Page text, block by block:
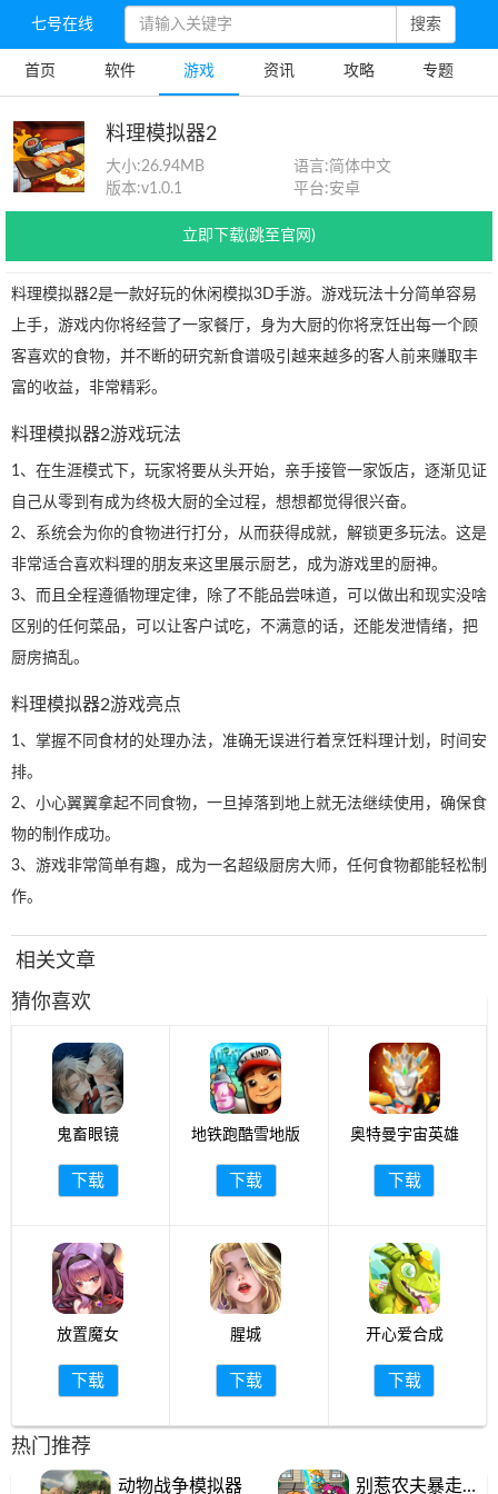
七号在线 搜索
首页 软件 游戏 资讯 攻略 专题
料理模拟器2
大小:26.94MB 语言:简体中文
版本:v1.0.1 平台:安卓
立即下载(跳至官网)
料理模拟器2是一款好玩的休闲模拟3D手游。游戏玩法十分简单容易
上手，游戏内你将经营了一家餐厅，身为大厨的你将烹饪出每一个顾
客喜欢的食物，并不断的研究新食谱吸引越来越多的客人前来赚取丰
富的收益，非常精彩。
料理模拟器2游戏玩法
1、在生涯模式下，玩家将要从头开始，亲手接管一家饭店，逐渐见证
自己从零到有成为终极大厨的全过程，想想都觉得很兴奋。
2、系统会为你的食物进行打分，从而获得成就，解锁更多玩法。这是
非常适合喜欢料理的朋友来这里展示厨艺，成为游戏里的厨神。
3、而且全程遵循物理定律，除了不能品尝味道，可以做出和现实没啥
区别的任何菜品，可以让客户试吃，不满意的话，还能发泄情绪，把
厨房搞乱。
料理模拟器2游戏亮点
1、掌握不同食材的处理办法，准确无误进行着烹饪料理计划，时间安
排。
2、小心翼翼拿起不同食物，一旦掉落到地上就无法继续使用，确保食
物的制作成功。
3、游戏非常简单有趣，成为一名超级厨房大师，任何食物都能轻松制
作。
相关文章
猜你喜欢
鬼畜眼镜
下载
地铁跑酷雪地版
下载
奥特曼宇宙英雄
下载
放置魔女
下载
腥城
下载
开心爱合成
下载
热门推荐
动物战争模拟器 别惹农夫暴走戴